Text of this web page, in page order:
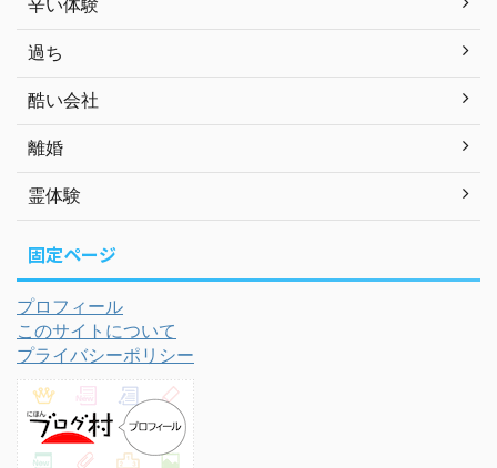
過ち
酷い会社
離婚
霊体験
固定ページ
プロフィール
このサイトについて
プライバシーポリシー